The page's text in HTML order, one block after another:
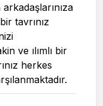
tavrınız
ve ılımlı bir
herkes